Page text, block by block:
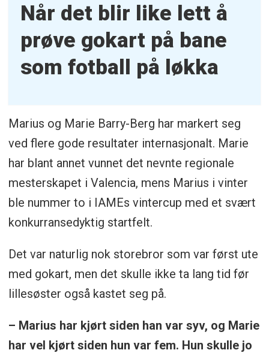
Når det blir like lett å
prøve gokart på bane
som fotball på løkka
Marius og Marie Barry-Berg har markert seg
ved flere gode resultater internasjonalt. Marie
har blant annet vunnet det nevnte regionale
mesterskapet i Valencia, mens Marius i vinter
ble nummer to i IAMEs vintercup med et svært
konkurransedyktig startfelt.
Det var naturlig nok storebror som var først ute
med gokart, men det skulle ikke ta lang tid før
lillesøster også kastet seg på.
– Marius har kjørt siden han var syv, og Marie
har vel kjørt siden hun var fem. Hun skulle jo